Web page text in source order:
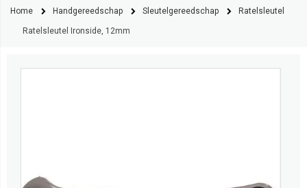
Home Handgereedschap Sleutelgereedschap Ratelsleutel
Ratelsleutel Ironside, 12mm